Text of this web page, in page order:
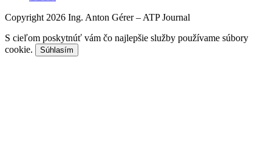
Copyright 2026 Ing. Anton Gérer – ATP Journal
S cieľom poskytnúť vám čo najlepšie služby používame súbory
cookie.
Súhlasím